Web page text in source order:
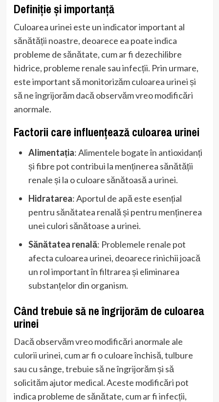
Definiție și importanță
Culoarea urinei este un indicator important al
sănătății noastre, deoarece ea poate indica
probleme de sănătate, cum ar fi dezechilibre
hidrice, probleme renale sau infecții. Prin urmare,
este important să monitorizăm culoarea urinei și
să ne îngrijorăm dacă observăm vreo modificări
anormale.
Factorii care influențează culoarea urinei
Alimentația: Alimentele bogate în antioxidanți
și fibre pot contribui la menținerea sănătății
renale și la o culoare sănătoasă a urinei.
Hidratarea: Aportul de apă este esențial
pentru sănătatea renală și pentru menținerea
unei culori sănătoase a urinei.
Sănătatea renală: Problemele renale pot
afecta culoarea urinei, deoarece rinichii joacă
un rol important în filtrarea și eliminarea
substanțelor din organism.
Când trebuie să ne îngrijorăm de culoarea
urinei
Dacă observăm vreo modificări anormale ale
culorii urinei, cum ar fi o culoare închisă, tulbure
sau cu sânge, trebuie să ne îngrijorăm și să
solicităm ajutor medical. Aceste modificări pot
indica probleme de sănătate, cum ar fi infecții,